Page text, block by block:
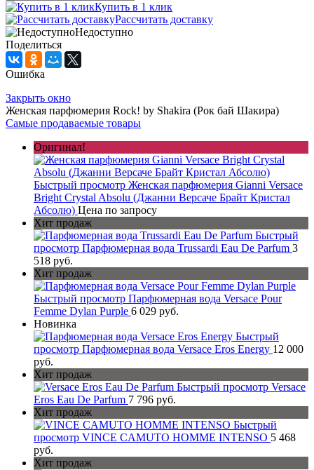
Купить в 1 клик
Рассчитать доставку
Недоступно
Поделиться
Ошибка
Закрыть окно
Женская парфюмерия Rock! by Shakira (Рок бай Шакира)
Самые продаваемые товары
Оригинал!
Быстрый просмотр Женская парфюмерия Gianni Versace
Bright Crystal Absolu (Джанни Версаче Брайт Кристал
Абсолю) Цена по запросу
Хит продаж
Быстрый
просмотр Парфюмерная вода Trussardi Eau De Parfum 3
518 руб.
Хит продаж
Быстрый просмотр Парфюмерная вода Versace Pour
Femme Dylan Purple 6 029 руб.
Новинка
Быстрый
просмотр Парфюмерная вода Versace Eros Energy 12 000
руб.
Хит продаж
Быстрый просмотр Versace
Eros Eau De Parfum 7 796 руб.
Хит продаж
Быстрый
просмотр VINCE CAMUTO HOMME INTENSO 5 468
руб.
Хит продаж